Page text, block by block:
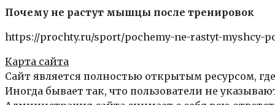
Почему не растут мышцы после тренировок
https://prochty.ru/sport/pochemy-ne-rastyt-myshcy-
Карта сайта
Сайт является полностью открытым ресурсом,
Иногда бывает так, что пользователи не